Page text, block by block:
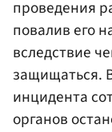
проведения
повалив его
вследствие
защищаться.
инцидента
органов